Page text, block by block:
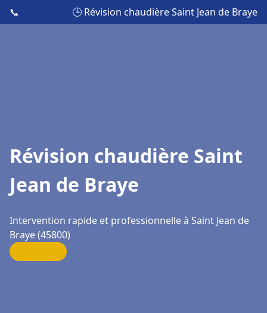
📞 🕒 Révision chaudière Saint Jean de Braye
Révision chaudière Saint
Jean de Braye
Intervention rapide et professionnelle à Saint Jean de
Braye (45800)